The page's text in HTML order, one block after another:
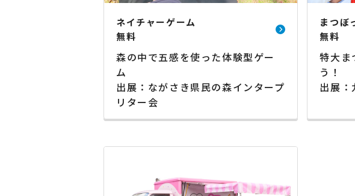
ネイチャーゲーム
無料
森の中で五感を使った体験型ゲー
ム
出展：ながさき県民の森インタープ
リター会
まつぼ
無料
特大ま
う！
出展：